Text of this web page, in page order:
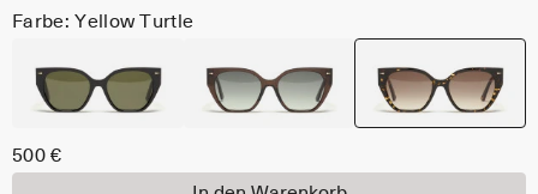
Farbe: Yellow Turtle
500 €